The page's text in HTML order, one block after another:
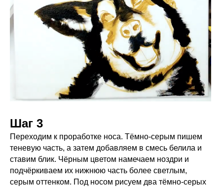
Шаг 3
Переходим к проработке носа. Тёмно-серым пишем
теневую часть, а затем добавляем в смесь белила и
ставим блик. Чёрным цветом намечаем ноздри и
подчёркиваем их нижнюю часть более светлым,
серым оттенком. Под носом рисуем два тёмно-серых